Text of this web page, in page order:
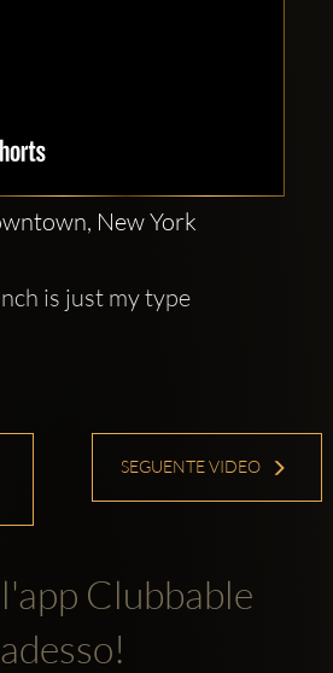
New York
is just my type
SEGUENTE VIDEO
Clubbable
adesso!